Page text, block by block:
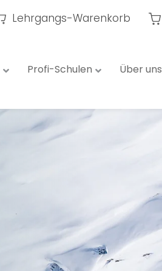
Lehrgangs-Warenkorb
Profi-Schulen Über uns